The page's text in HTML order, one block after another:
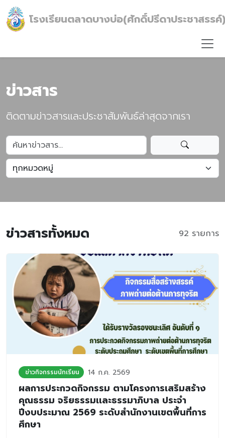
โรงเรียนตลาดบางบ่อ(ศักดิ์ปรีดาประชาสรรค์
ข่าวสาร
ติดตามข่าวสารและประชาสัมพันธ์ล่าสุดจากเรา
ข่าวสารทั้งหมด 92 รายการ
ข่าวกิจกรรมนักเรียน 14 ก.ค. 2569
ผลการประกวดกิจกรรม ตามโครงการเสริมสร้าง
คุณธรรม จริยธรรมเเละธรรมาภิบาล ประจำ
ปีงบประมาณ 2569 ระดับสำนักงานเขตพื้นที่การ
ศึกษา